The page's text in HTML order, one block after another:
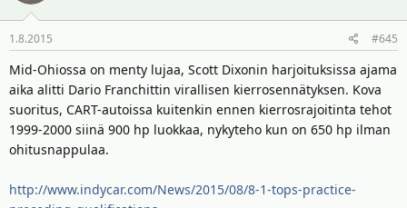
1.8.2015 #645
Mid-Ohiossa on menty lujaa, Scott Dixonin harjoituksissa ajama
aika alitti Dario Franchittin virallisen kierrosennätyksen. Kova
suoritus, CART-autoissa kuitenkin ennen kierrosrajoitinta tehot
1999-2000 siinä 900 hp luokkaa, nykyteho kun on 650 hp ilman
ohitusnappulaa.
http://www.indycar.com/News/2015/08/8-1-tops-practice-